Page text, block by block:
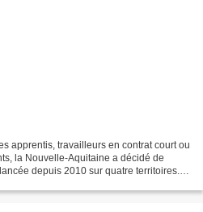
apprentis, travailleurs en contrat court ou
la Nouvelle-Aquitaine a décidé de
depuis 2010 sur quatre territoires.